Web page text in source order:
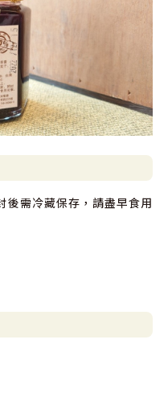
後需冷藏保存，請盡早食用